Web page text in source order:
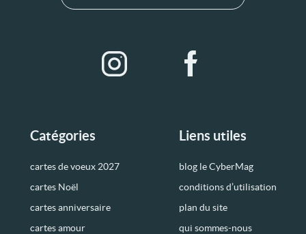
Catégories
cartes de voeux 2027
cartes Noël
cartes anniversaire
cartes amour
Liens utiles
blog le CyberMag
conditions d’utilisation
plan du site
qui sommes-nous